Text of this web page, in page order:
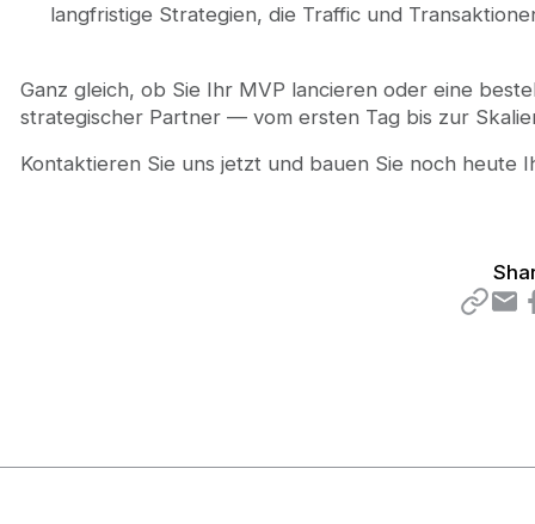
langfristige Strategien, die Traffic und
Ganz gleich, ob Sie Ihr MVP lancieren oder eine
strategischer Partner — vom ersten Tag bis zur
Kontaktieren Sie uns jetzt und bauen Sie noch heute